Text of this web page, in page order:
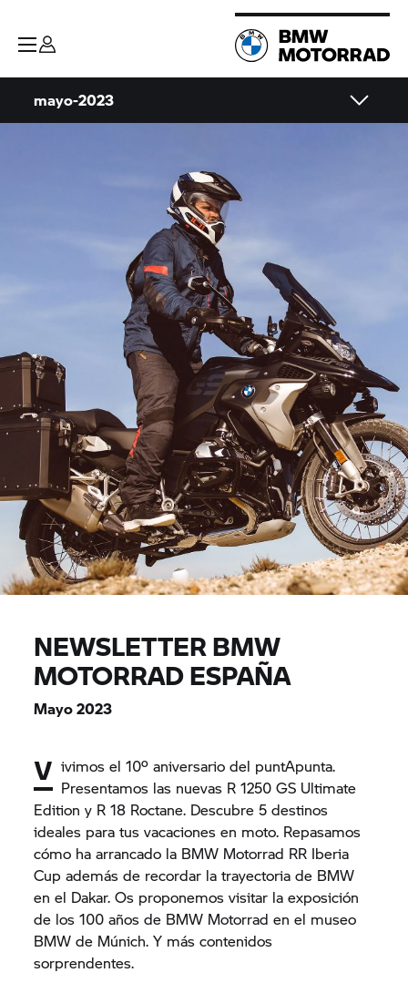
mayo-2023
NEWSLETTER BMW
MOTORRAD ESPAÑA
Mayo 2023
V ivimos el 10º aniversario del puntApunta.
Presentamos las nuevas R 1250 GS Ultimate
Edition y R 18 Roctane. Descubre 5 destinos
ideales para tus vacaciones en moto. Repasamos
cómo ha arrancado la BMW Motorrad RR Iberia
Cup además de recordar la trayectoria de BMW
en el Dakar. Os proponemos visitar la exposición
de los 100 años de BMW Motorrad en el museo
BMW de Múnich. Y más contenidos
sorprendentes.